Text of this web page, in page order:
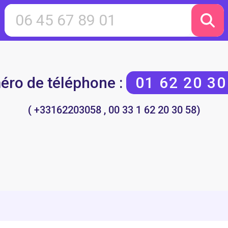
de téléphone : 01 62 20
( +33162203058 , 00 33 1 62 20 30 58)